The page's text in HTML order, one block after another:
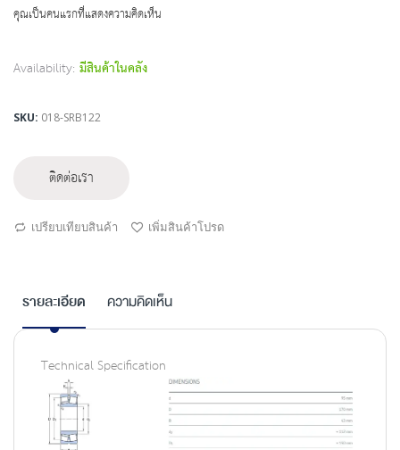
คุณเป็นคนแรกที่แสดงความคิดเห็น
Availability: มีสินค้าในคลัง
SKU 018-SRB122
ติดต่อเรา
เปรียบเทียบสินค้า เพิ่มสินค้าโปรด
รายละเอียด
Technical Specification
ความคิดเห็น